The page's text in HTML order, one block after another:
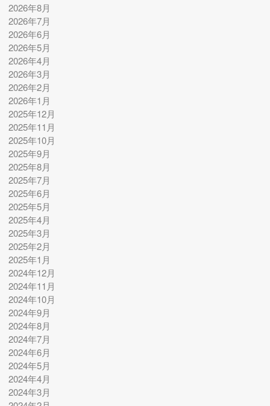
2026年8月
2026年7月
2026年6月
2026年5月
2026年4月
2026年3月
2026年2月
2026年1月
2025年12月
2025年11月
2025年10月
2025年9月
2025年8月
2025年7月
2025年6月
2025年5月
2025年4月
2025年3月
2025年2月
2025年1月
2024年12月
2024年11月
2024年10月
2024年9月
2024年8月
2024年7月
2024年6月
2024年5月
2024年4月
2024年3月